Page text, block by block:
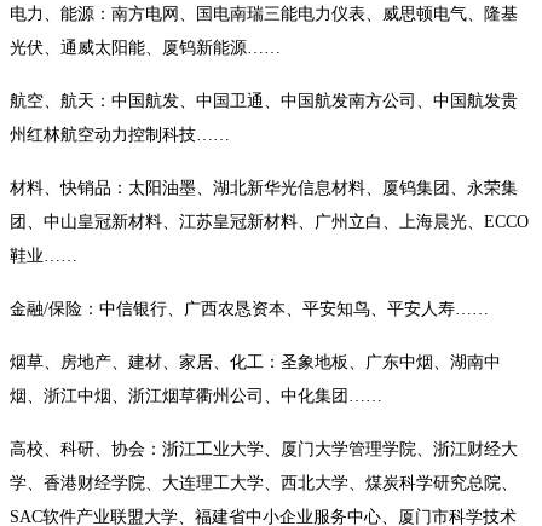
电力、能源：南方电网、国电南瑞三能电力仪表、威思顿电气、隆基
光伏、通威太阳能、厦钨新能源……
航空、航天：中国航发、中国卫通、中国航发南方公司、中国航发贵
州红林航空动力控制科技……
材料、快销品：太阳油墨、湖北新华光信息材料、厦钨集团、永荣集
团、中山皇冠新材料、江苏皇冠新材料、广州立白、上海晨光、ECCO
鞋业……
金融/保险：中信银行、广西农恳资本、平安知鸟、平安人寿……
烟草、房地产、建材、家居、化工：圣象地板、广东中烟、湖南中
烟、浙江中烟、浙江烟草衢州公司、中化集团……
高校、科研、协会：浙江工业大学、厦门大学管理学院、浙江财经大
学、香港财经学院、大连理工大学、西北大学、煤炭科学研究总院、
SAC软件产业联盟大学、福建省中小企业服务中心、厦门市科学技术